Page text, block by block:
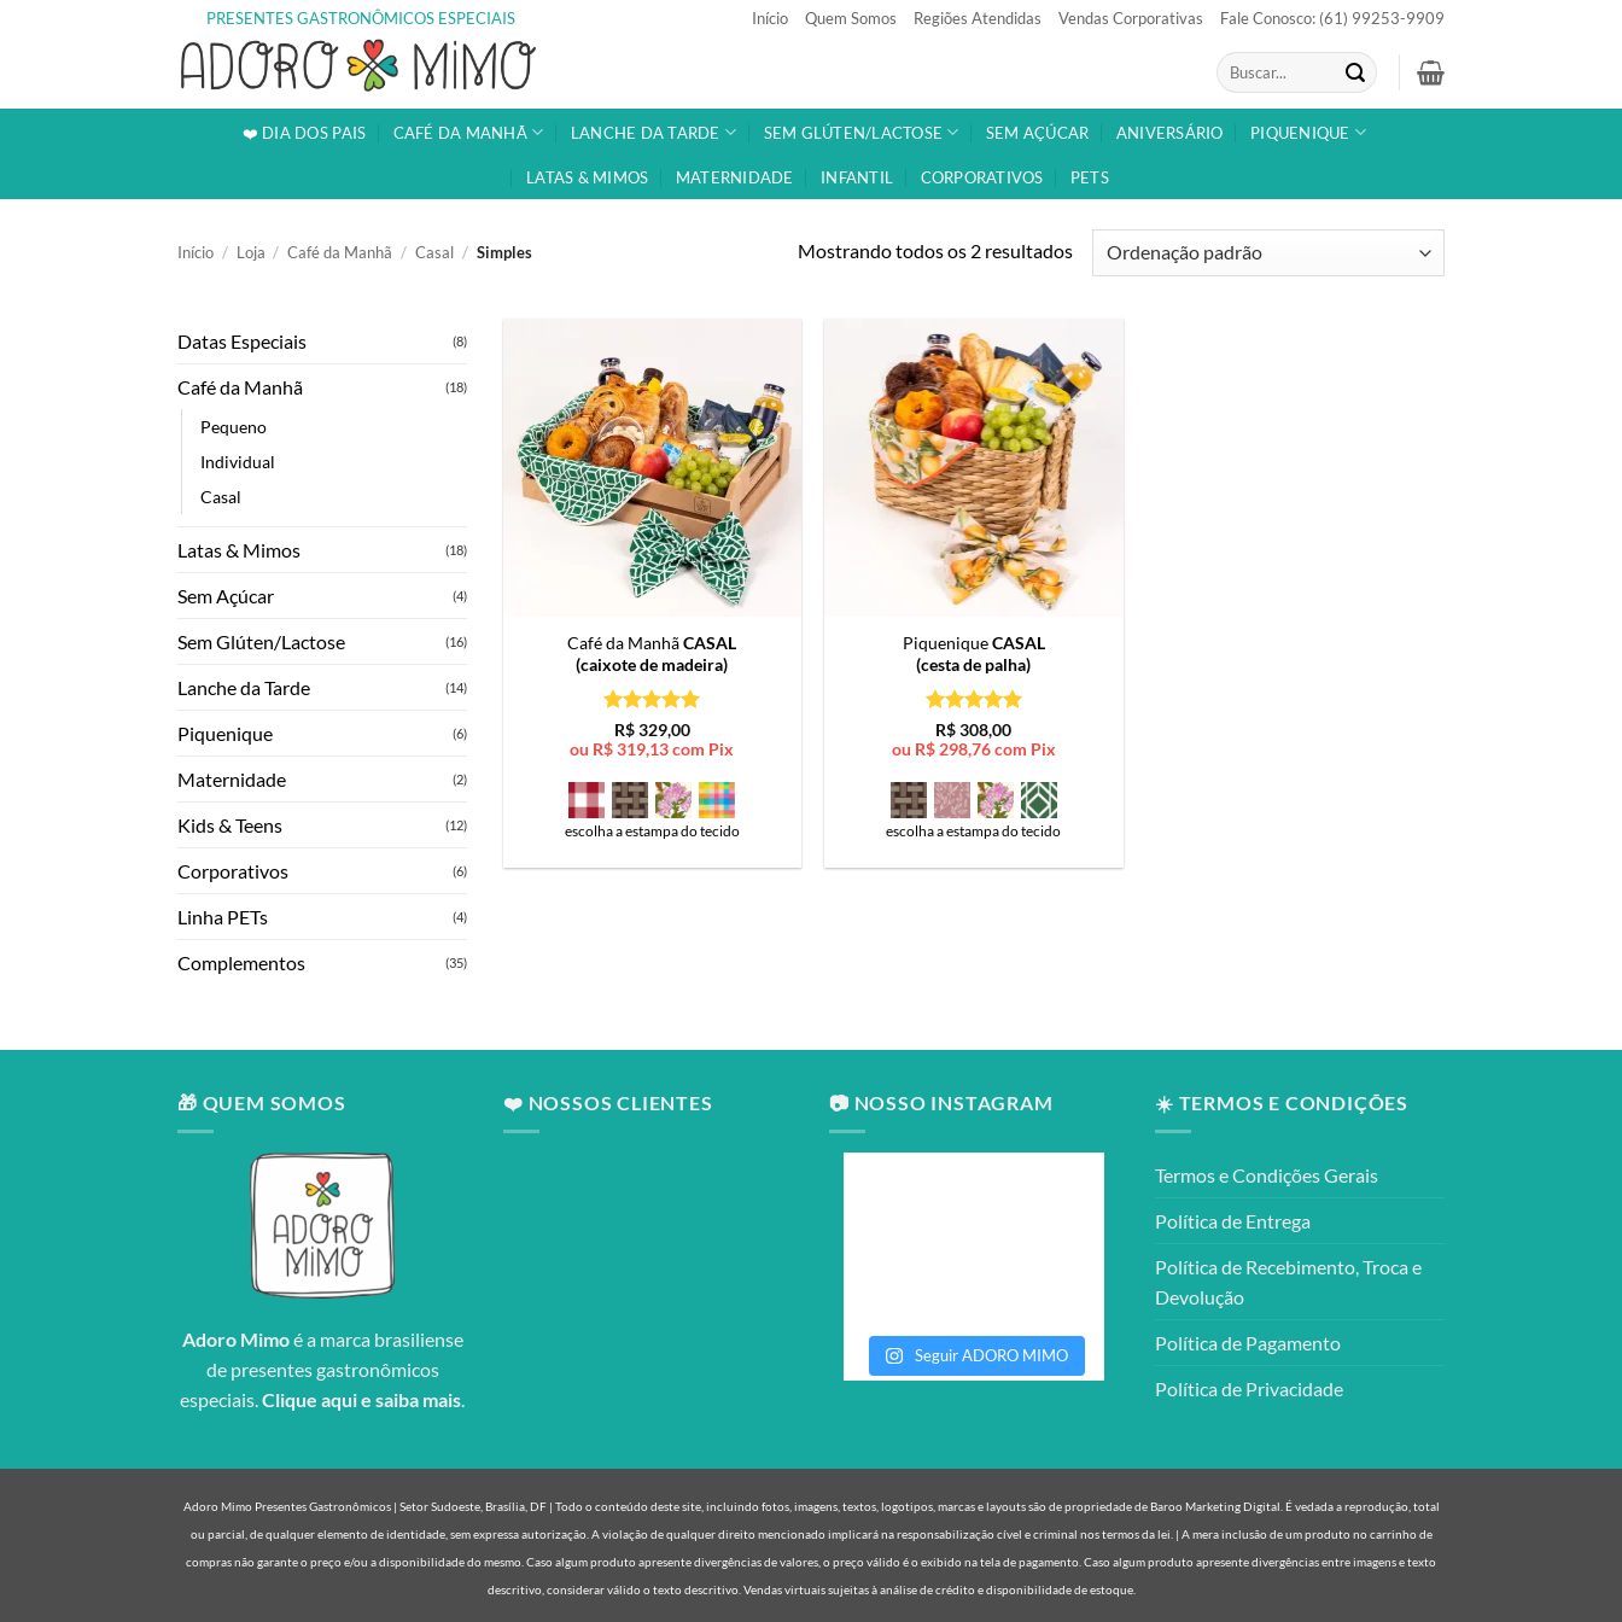
PRESENTES GASTRONÔMICOS ESPECIAIS Início Quem Somos Regiões Atendidas Vendas Corporativas Fale Conosco: (61) 99253-9909
Pesquisar
por:
❤️ DIA DOS PAIS CAFÉ DA MANHÃ LANCHE DA TARDE SEM GLÚTEN/LACTOSE SEM AÇÚCAR ANIVERSÁRIO PIQUENIQUE
LATAS & MIMOS MATERNIDADE INFANTIL CORPORATIVOS PETS
Início / Loja / Café da Manhã / Casal / Simples Mostrando todos os 2 resultados
Datas Especiais (8)
Café da Manhã (18)
Pequeno
Individual
Casal
Latas & Mimos (18)
Sem Açúcar (4)
Sem Glúten/Lactose (16)
Lanche da Tarde (14)
Piquenique (6)
Maternidade (2)
Kids & Teens (12)
Corporativos (6)
Linha PETs (4)
Complementos (35)
Café da ManhãCASAL
(caixote de madeira)
Avaliação5
de 5
R$329,00
ou R$319,13com Pix
escolha a estampa do tecido
PiqueniqueCASAL
(cesta de palha)
Avaliação5
de 5
R$308,00
ou R$298,76com Pix
escolha a estampa do tecido
🎁 QUEM SOMOS
Adoro Mimoé a marca brasiliense
de presentes gastronômicos
especiais.Clique aqui e saiba mais.
❤️ NOSSOS CLIENTES 📷 NOSSO INSTAGRAM
Seguir ADORO MIMO
☀️ TERMOS E CONDIÇÕES
Termos e Condições Gerais
Política de Entrega
Política de Recebimento, Troca e
Devolução
Política de Pagamento
Política de Privacidade
Adoro Mimo Presentes Gastronômicos | Setor Sudoeste, Brasília, DF | Todo o conteúdo deste site, incluindo fotos, imagens, textos, logotipos, marcas e layouts são de propriedade de Baroo Marketing Digital. É vedada a reprodução, total
ou parcial, de qualquer elemento de identidade, sem expressa autorização. A violação de qualquer direito mencionado implicará na responsabilização cível e criminal nos termos da lei. | A mera inclusão de um produto no carrinho de
compras não garante o preço e/ou a disponibilidade do mesmo. Caso algum produto apresente divergências de valores, o preço válido é o exibido na tela de pagamento. Caso algum produto apresente divergências entre imagens e texto
descritivo, considerar válido o texto descritivo. Vendas virtuais sujeitas à análise de crédito e disponibilidade de estoque.